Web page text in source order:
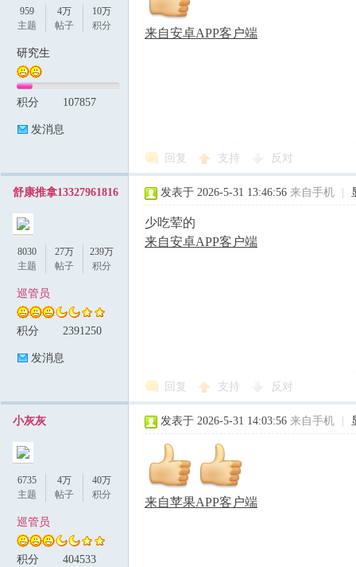
959
主题
4万
帖子
10万
积分
研究生
积分 107857
发消息
来自安卓APP客户端
回复 支持 反对
舒康推拿13327961816
8030
主题
27万
帖子
239万
积分
巡管员
积分 2391250
发消息
发表于 2026-5-31 13:46:56 来自手机
少吃荤的
来自安卓APP客户端
回复 支持 反对
小灰灰
6735
主题
4万
帖子
40万
积分
巡管员
积分 404533
发表于 2026-5-31 14:03:56 来自手机
来自苹果APP客户端